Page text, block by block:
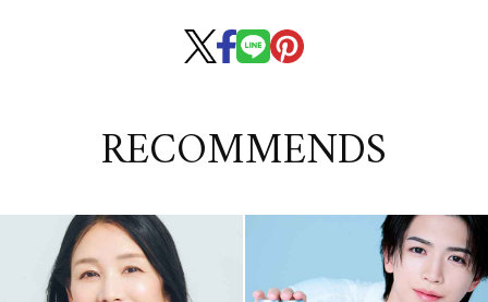
RECOMMENDS